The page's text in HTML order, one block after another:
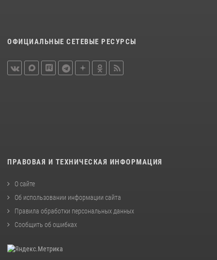
ОФИЦИАЛЬНЫЕ СЕТЕВЫЕ РЕСУРСЫ
ПРАВОВАЯ И ТЕХНИЧЕСКАЯ ИНФОРМАЦИЯ
О сайте
Об использовании информации сайта
Правила обработки персональных данных
Сообщить об ошибках